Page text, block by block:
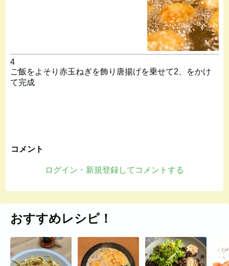
4
ご飯をよそり赤玉ねぎを飾り唐揚げを乗せて2、をかけ
て完成
コメント
ログイン・新規登録してコメントする
おすすめレシピ！